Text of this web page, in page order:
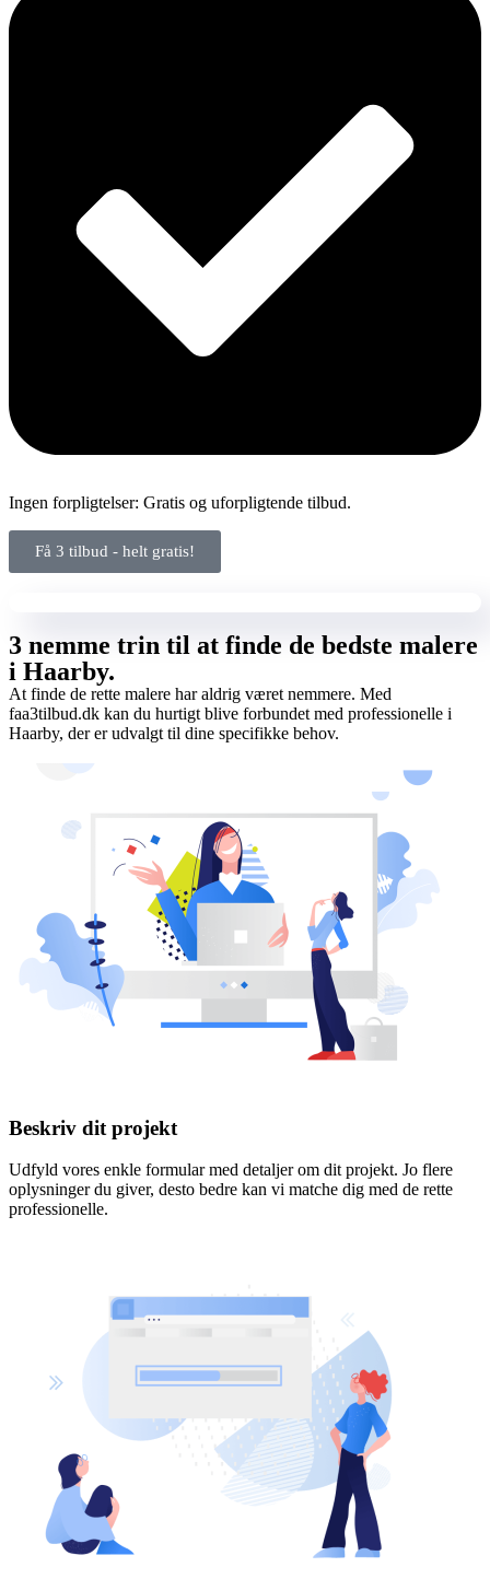
Ingen forpligtelser: Gratis og uforpligtende tilbud.
Få 3 tilbud - helt gratis!
3 nemme trin til at finde de bedste malere
i Haarby.
At finde de rette malere har aldrig været nemmere. Med
faa3tilbud.dk kan du hurtigt blive forbundet med professionelle i
Haarby, der er udvalgt til dine specifikke behov.
Beskriv dit projekt
Udfyld vores enkle formular med detaljer om dit projekt. Jo flere
oplysninger du giver, desto bedre kan vi matche dig med de rette
professionelle.